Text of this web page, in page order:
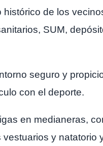
de los
SUM,
seguro y
con el deporte.
en medianeras,
y natatorio